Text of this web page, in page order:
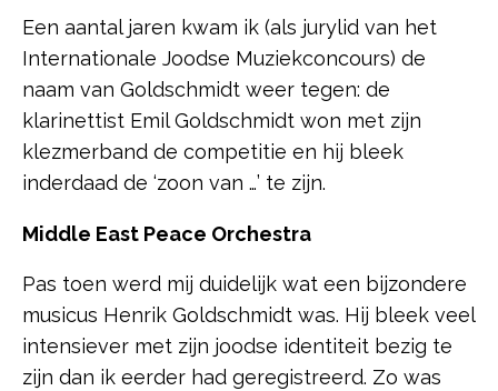
Een aantal jaren kwam ik (als jurylid van het
Internationale Joodse Muziekconcours) de
naam van Goldschmidt weer tegen: de
klarinettist Emil Goldschmidt won met zijn
klezmerband de competitie en hij bleek
inderdaad de ‘zoon van …’ te zijn.
Middle East Peace Orchestra
Pas toen werd mij duidelijk wat een bijzondere
musicus Henrik Goldschmidt was. Hij bleek veel
intensiever met zijn joodse identiteit bezig te
zijn dan ik eerder had geregistreerd. Zo was